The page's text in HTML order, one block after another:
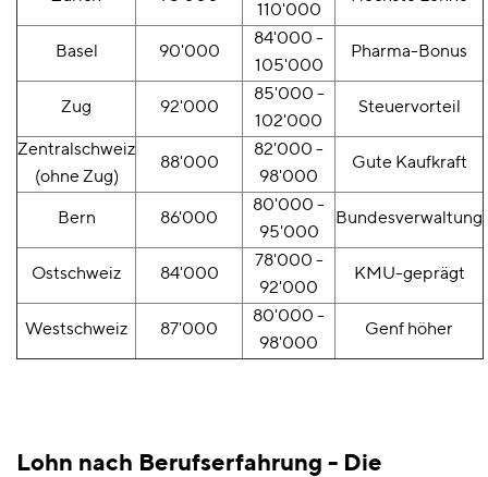
110'000
Basel 90'000
84'000 -
105'000
Pharma-Bonus
Zug 92'000
85'000 -
102'000
Steuervorteil
Zentralschweiz
(ohne Zug)
88'000
82'000 -
98'000
Gute Kaufkraft
Bern 86'000
80'000 -
95'000
Bundesverwaltung
Ostschweiz 84'000
78'000 -
92'000
KMU-geprägt
Westschweiz 87'000
80'000 -
98'000
Genf höher
Lohn nach Berufserfahrung - Die